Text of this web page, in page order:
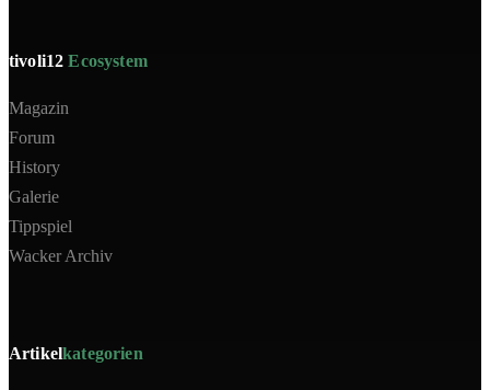
tivoli12Ecosystem
Magazin
Forum
History
Galerie
Tippspiel
Wacker Archiv
Artikelkategorien